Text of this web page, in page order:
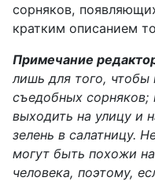
сорняков,
кратким описанием
Примечание
лишь для того, чтобы
съедобных
выходить на улицу и
зелень в салатницу.
могут быть похожи
человека, поэтому,